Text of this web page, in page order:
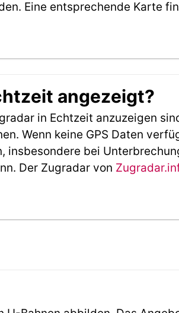
Eine entsprechende Karte
angezeigt?
in Echtzeit anzuzeigen
Wenn keine GPS Daten
insbesondere bei
Der Zugradar von